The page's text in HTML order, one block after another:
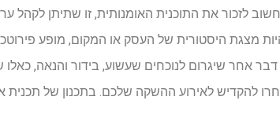
לזכור את התוכנית האומנותית, זו שתיתן לקהל
מצגת היסטורית של העסק או המקום, מופע
דבר אחר שיגרום לנוכחים שעשוע, בידור והנאה,
להקדיש לאירוע ההשקה שלכם. בתכנון של